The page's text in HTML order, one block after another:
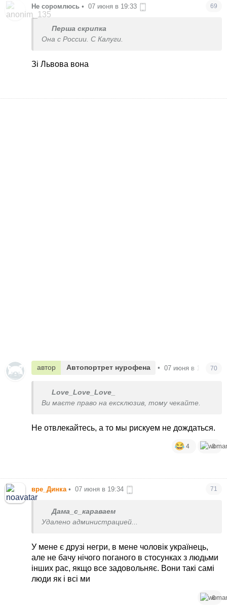
Не соромлюсь • 07 июня в 19:33 69
Перша скрипка
Она с России. С Калуги.
Зі Львова вона
автор Автопортрет нурофена • 07 июня в 19:3470
Love_Love_Love_
Ви маєте право на ексклюзив, тому чекайте.
Не отвлекайтесь, а то мы рискуем не дождаться.
4 3
вре_Динка • 07 июня в 19:34 71
Дама_с_караваем
Удалено администрацией...
У мене є друзі негри, в мене чоловік українець,
але не бачу нічого поганого в стосунках з людьми
інших рас, якщо все задовольняє. Вони такі самі
люди як і всі ми
6